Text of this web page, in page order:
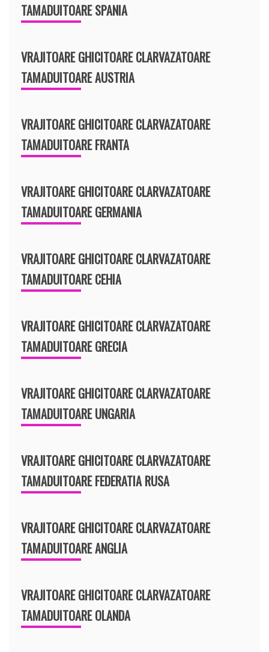
TAMADUITOARE SPANIA
VRAJITOARE GHICITOARE CLARVAZATOARE
TAMADUITOARE AUSTRIA
VRAJITOARE GHICITOARE CLARVAZATOARE
TAMADUITOARE FRANTA
VRAJITOARE GHICITOARE CLARVAZATOARE
TAMADUITOARE GERMANIA
VRAJITOARE GHICITOARE CLARVAZATOARE
TAMADUITOARE CEHIA
VRAJITOARE GHICITOARE CLARVAZATOARE
TAMADUITOARE GRECIA
VRAJITOARE GHICITOARE CLARVAZATOARE
TAMADUITOARE UNGARIA
VRAJITOARE GHICITOARE CLARVAZATOARE
TAMADUITOARE FEDERATIA RUSA
VRAJITOARE GHICITOARE CLARVAZATOARE
TAMADUITOARE ANGLIA
VRAJITOARE GHICITOARE CLARVAZATOARE
TAMADUITOARE OLANDA